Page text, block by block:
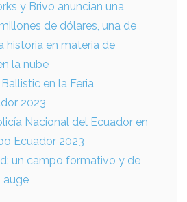
y Brivo anuncian una
de dólares, una de
historia en materia de
la nube
en la Feria
2023
Nacional del Ecuador en
Ecuador 2023
un campo formativo y de
auge